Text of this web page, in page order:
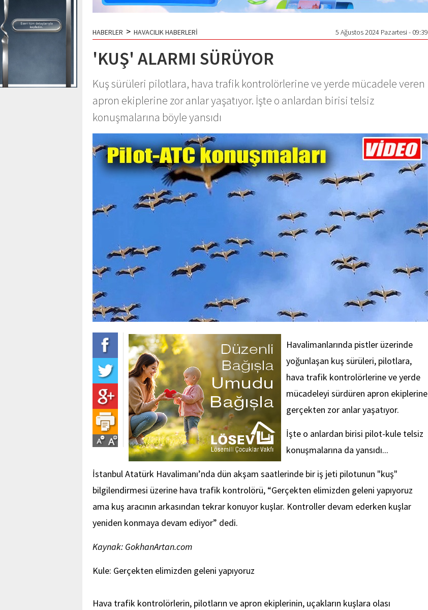
HABERLER > HAVACILIK HABERLERİ 5 Ağustos 2024 Pazartesi - 09:39
'KUŞ' ALARMI SÜRÜYOR
Kuş sürüleri pilotlara, hava trafik kontrolörlerine ve yerde mücadele veren
apron ekiplerine zor anlar yaşatıyor. İşte o anlardan birisi telsiz
konuşmalarına böyle yansıdı
Havalimanlarında pistler üzerinde
yoğunlaşan kuş sürüleri, pilotlara,
hava trafik kontrolörlerine ve yerde
mücadeleyi sürdüren apron ekiplerine
gerçekten zor anlar yaşatıyor.
İşte o anlardan birisi pilot-kule telsiz
konuşmalarına da yansıdı...
İstanbul Atatürk Havalimanı’nda dün akşam saatlerinde bir iş jeti pilotunun "kuş"
bilgilendirmesi üzerine hava trafik kontrolörü, “Gerçekten elimizden geleni yapıyoruz
ama kuş aracının arkasından tekrar konuyor kuşlar. Kontroller devam ederken kuşlar
yeniden konmaya devam ediyor” dedi.
Kaynak: GokhanArtan.com
Kule: Gerçekten elimizden geleni yapıyoruz
Hava trafik kontrolörlerin, pilotların ve apron ekiplerinin, uçakların kuşlara olası